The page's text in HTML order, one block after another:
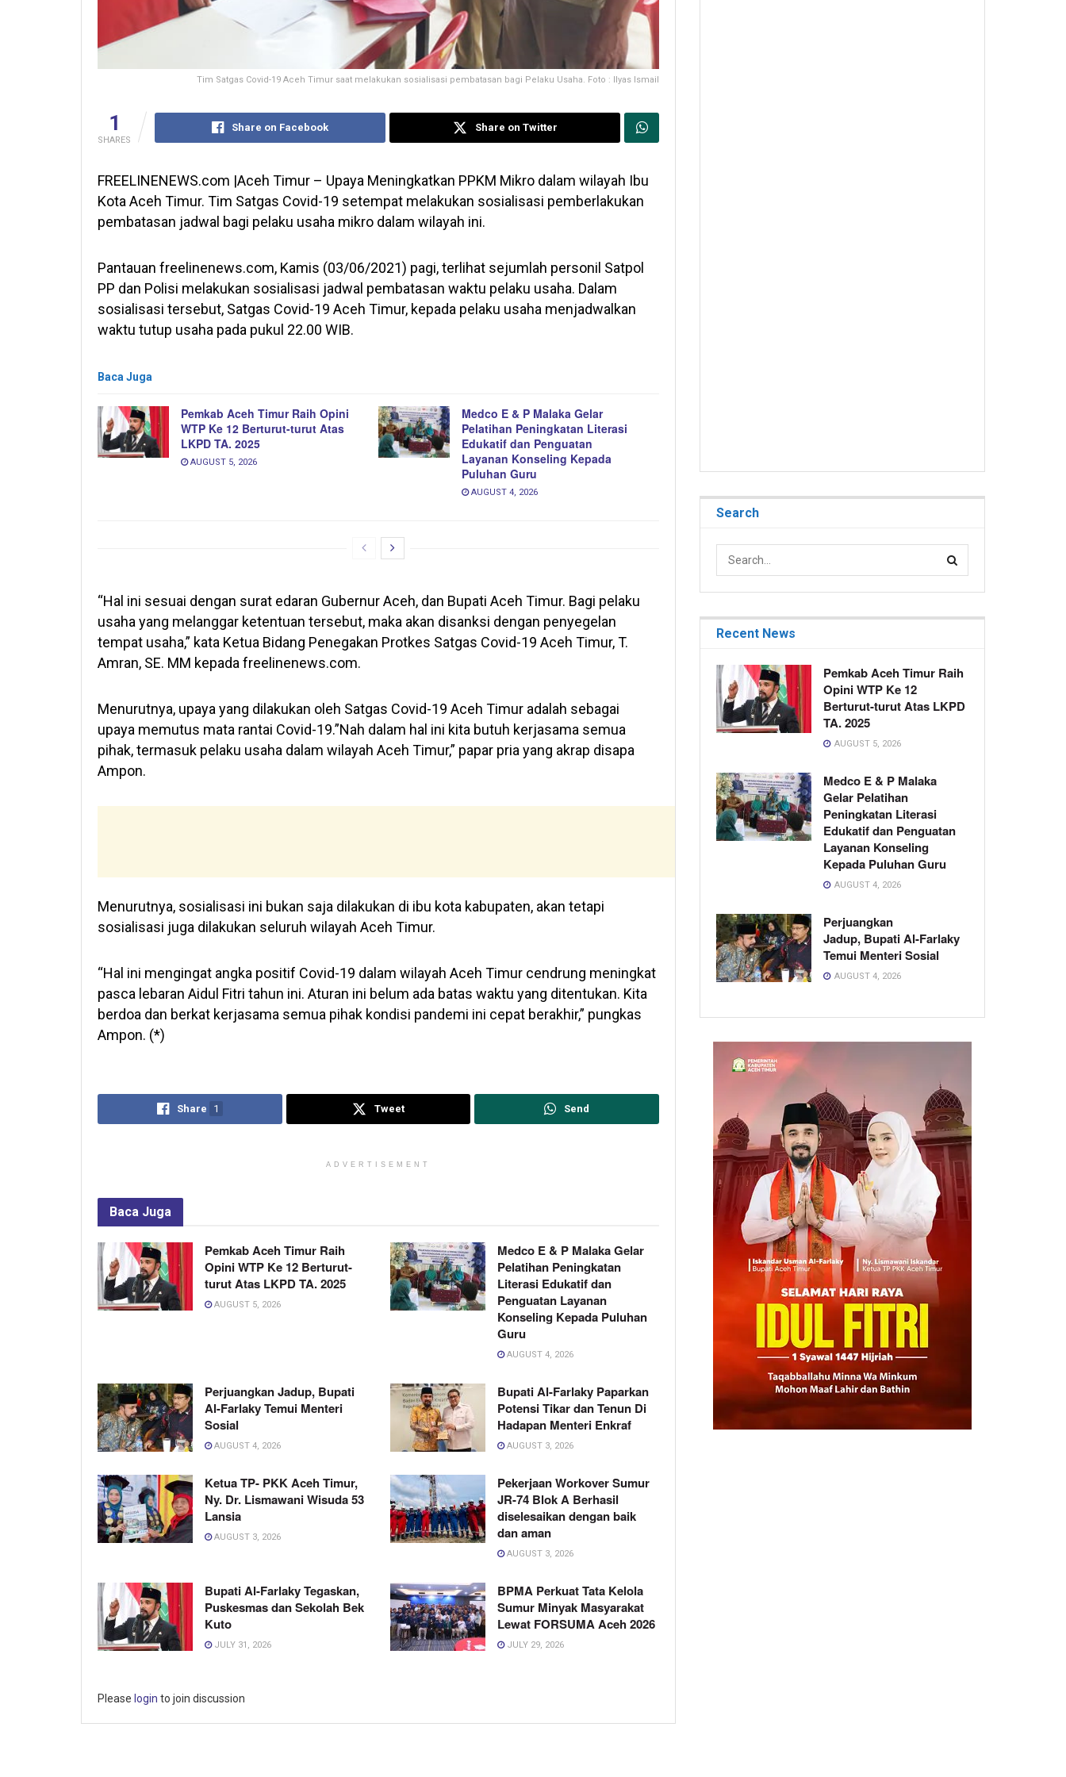
Tim Satgas Covid-19 Aceh Timur saat melakukan sosialisasi pembatasan bagi Pelaku Usaha. Foto : Ilyas Ismail
1
SHARES
Share on Facebook Share on Twitter
FREELINENEWS.com |Aceh Timur – Upaya Meningkatkan PPKM Mikro dalam wilayah Ibu
Kota Aceh Timur. Tim Satgas Covid-19 setempat melakukan sosialisasi pemberlakukan
pembatasan jadwal bagi pelaku usaha mikro dalam wilayah ini.
Pantauan freelinenews.com, Kamis (03/06/2021) pagi, terlihat sejumlah personil Satpol
PP dan Polisi melakukan sosialisasi jadwal pembatasan waktu pelaku usaha. Dalam
sosialisasi tersebut, Satgas Covid-19 Aceh Timur, kepada pelaku usaha menjadwalkan
waktu tutup usaha pada pukul 22.00 WIB.
Baca Juga
Pemkab Aceh Timur Raih Opini
WTP Ke 12 Berturut-turut Atas
LKPD TA. 2025
AUGUST 5, 2026
Medco E & P Malaka Gelar
Pelatihan Peningkatan Literasi
Edukatif dan Penguatan
Layanan Konseling Kepada
Puluhan Guru
AUGUST 4, 2026
“Hal ini sesuai dengan surat edaran Gubernur Aceh, dan Bupati Aceh Timur. Bagi pelaku
usaha yang melanggar ketentuan tersebut, maka akan disanksi dengan penyegelan
tempat usaha,” kata Ketua Bidang Penegakan Protkes Satgas Covid-19 Aceh Timur, T.
Amran, SE. MM kepada freelinenews.com.
Menurutnya, upaya yang dilakukan oleh Satgas Covid-19 Aceh Timur adalah sebagai
upaya memutus mata rantai Covid-19.”Nah dalam hal ini kita butuh kerjasama semua
pihak, termasuk pelaku usaha dalam wilayah Aceh Timur,” papar pria yang akrap disapa
Ampon.
Menurutnya, sosialisasi ini bukan saja dilakukan di ibu kota kabupaten, akan tetapi
sosialisasi juga dilakukan seluruh wilayah Aceh Timur.
“Hal ini mengingat angka positif Covid-19 dalam wilayah Aceh Timur cendrung meningkat
pasca lebaran Aidul Fitri tahun ini. Aturan ini belum ada batas waktu yang ditentukan. Kita
berdoa dan berkat kerjasama semua pihak kondisi pandemi ini cepat berakhir,” pungkas
Ampon. (*)
Share 1 Tweet Send
ADVERTISEMENT
Baca Juga
Pemkab Aceh Timur Raih
Opini WTP Ke 12 Berturut-
turut Atas LKPD TA. 2025
AUGUST 5, 2026
Medco E & P Malaka Gelar
Pelatihan Peningkatan
Literasi Edukatif dan
Penguatan Layanan
Konseling Kepada Puluhan
Guru
AUGUST 4, 2026
Perjuangkan Jadup, Bupati
Al-Farlaky Temui Menteri
Sosial
AUGUST 4, 2026
Bupati Al-Farlaky Paparkan
Potensi Tikar dan Tenun Di
Hadapan Menteri Enkraf
AUGUST 3, 2026
Ketua TP- PKK Aceh Timur,
Ny. Dr. Lismawani Wisuda 53
Lansia
AUGUST 3, 2026
Pekerjaan Workover Sumur
JR-74 Blok A Berhasil
diselesaikan dengan baik
dan aman
AUGUST 3, 2026
Bupati Al-Farlaky Tegaskan,
Puskesmas dan Sekolah Bek
Kuto
JULY 31, 2026
BPMA Perkuat Tata Kelola
Sumur Minyak Masyarakat
Lewat FORSUMA Aceh 2026
JULY 29, 2026
Please login to join discussion
Search
Recent News
Pemkab Aceh Timur Raih
Opini WTP Ke 12
Berturut-turut Atas LKPD
TA. 2025
AUGUST 5, 2026
Medco E & P Malaka
Gelar Pelatihan
Peningkatan Literasi
Edukatif dan Penguatan
Layanan Konseling
Kepada Puluhan Guru
AUGUST 4, 2026
Perjuangkan
Jadup, Bupati Al-Farlaky
Temui Menteri Sosial
AUGUST 4, 2026